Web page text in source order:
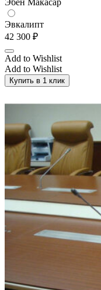
Эвкалипт
42 300 ₽
Add to Wishlist
Add to Wishlist
Купить в 1 клик